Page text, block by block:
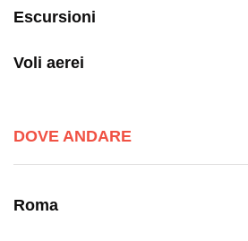
Escursioni
Voli aerei
DOVE ANDARE
Roma